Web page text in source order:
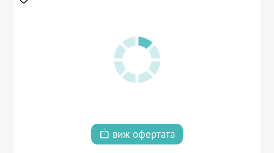
виж офертата